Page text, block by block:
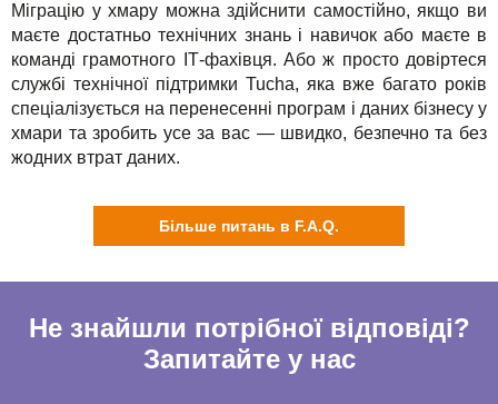
Міграцію у хмару можна здійснити самостійно, якщо ви
маєте достатньо технічних знань і навичок або маєте в
команді грамотного ІТ-фахівця. Або ж просто довіртеся
службі технічної підтримки Tucha, яка вже багато років
спеціалізується на перенесенні програм і даних бізнесу у
хмари та зробить усе за вас — швидко, безпечно та без
жодних втрат даних.
Більше питань в F.A.Q.
Не знайшли потрібної відповіді?
Запитайте у нас